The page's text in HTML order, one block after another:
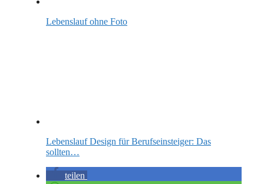
Lebenslauf ohne Foto
Lebenslauf Design für Berufseinsteiger: Das
sollten…
teilen